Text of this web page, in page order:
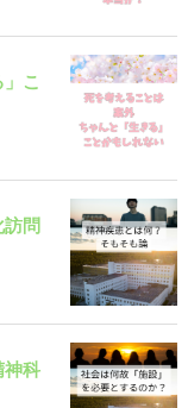
こ
問
神科